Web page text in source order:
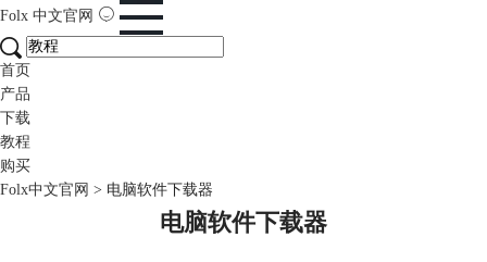
Folx 中文官网
首页
产品
下载
教程
购买
Folx中文官网 > 电脑软件下载器
电脑软件下载器